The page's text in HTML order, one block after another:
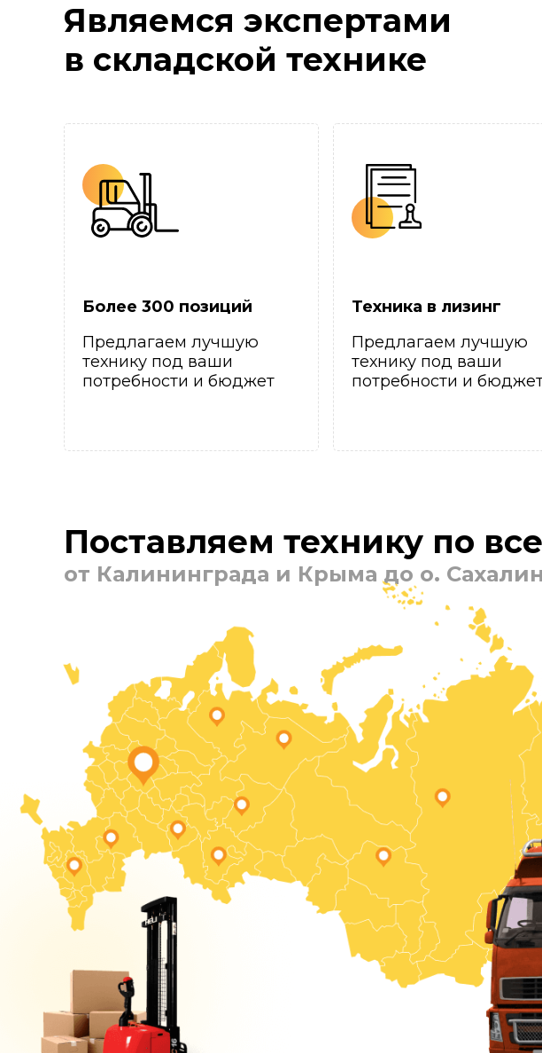
Являемся экспертами
в складской технике
Более 300 позиций
Предлагаем лучшую
технику под ваши
потребности и бюджет
Техника в лизинг
Предлагаем лучшую
технику под ваши
потребности и
Поставляем технику по
от Калининграда и Крыма до о. Сахалин